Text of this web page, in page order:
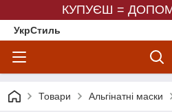
КУПУЄШ =
УкрСтиль
Товари Альгінатні маски